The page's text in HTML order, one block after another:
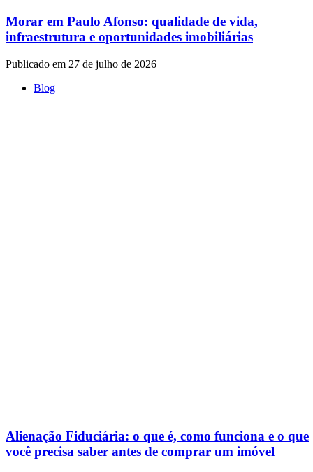
Morar em Paulo Afonso: qualidade de vida,
infraestrutura e oportunidades imobiliárias
Publicado em 27 de julho de 2026
Blog
Alienação Fiduciária: o que é, como funciona e o que
você precisa saber antes de comprar um imóvel